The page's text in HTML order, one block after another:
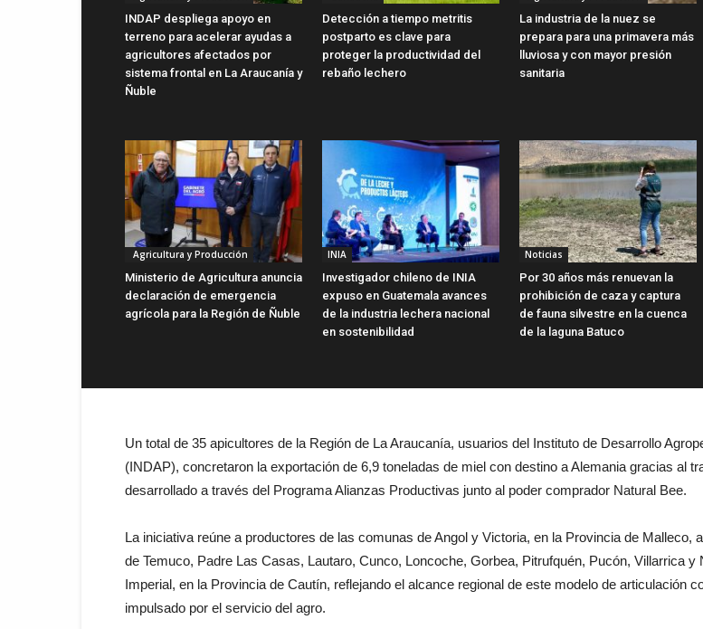
INDAP despliega apoyo en
terreno para acelerar ayudas a
agricultores afectados por
sistema frontal en La Araucanía y
Ñuble
Detección a tiempo metritis
postparto es clave para
proteger la productividad del
rebaño lechero
La industria de la nuez se
prepara para una primavera más
lluviosa y con mayor presión
sanitaria
Agricultura y Producción
Ministerio de Agricultura anuncia
declaración de emergencia
agrícola para la Región de Ñuble
INIA
Investigador chileno de INIA
expuso en Guatemala avances
de la industria lechera nacional
en sostenibilidad
Noticias
Por 30 años más renuevan la
prohibición de caza y captura
de fauna silvestre en la cuenca
de la laguna Batuco
Un total de 35 apicultores de la Región de La Araucanía, usuarios del Instituto de Desarrollo
(INDAP), concretaron la exportación de 6,9 toneladas de miel con destino a Alemania gracias al
desarrollado a través del Programa Alianzas Productivas junto al poder comprador Natural Bee.
La iniciativa reúne a productores de las comunas de Angol y Victoria, en la Provincia de Malleco,
de Temuco, Padre Las Casas, Lautaro, Cunco, Loncoche, Gorbea, Pitrufquén, Pucón, Villarrica y
Imperial, en la Provincia de Cautín, reflejando el alcance regional de este modelo de articulación
impulsado por el servicio del agro.